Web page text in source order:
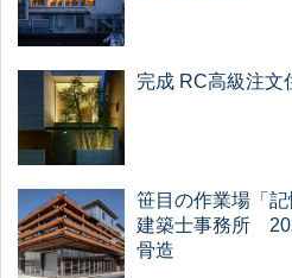
完成 RC高級注
笹目の作業場「
建築士事務所
骨造